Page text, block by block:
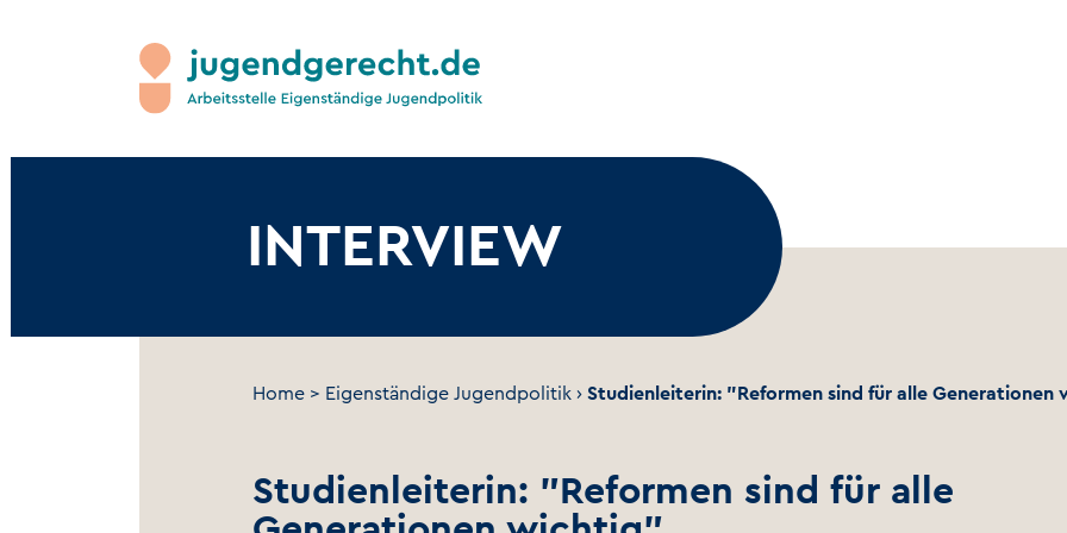
INTERVIEW
Home > Eigenständige Jugendpolitik › Studienleiterin: "Reformen sind für alle Generationen
Studienleiterin: "Reformen sind für alle